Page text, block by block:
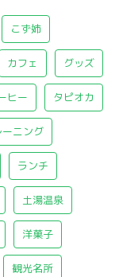
こず姉
カフェ グッズ
ヒー タピオカ
ーニング
ランチ
土湯温泉
洋菓子
観光名所